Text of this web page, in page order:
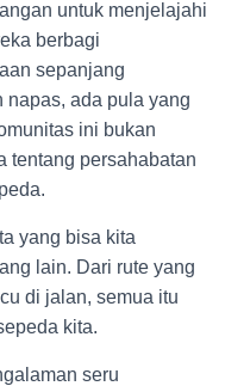
untuk menjelajahi
berbagi
sepanjang
napas, ada pula yang
ini bukan
tentang persahabatan
yang bisa kita
lain. Dari rute yang
di jalan, semua itu
kita.
seru